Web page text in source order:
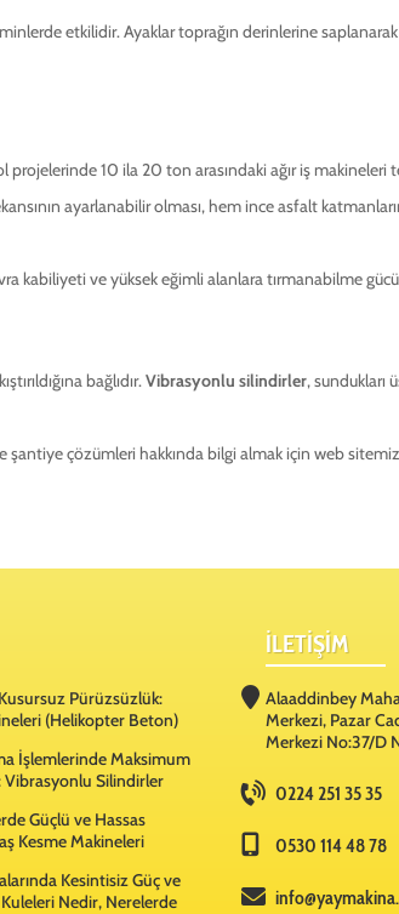
etkilidir. Ayaklar toprağın derinlerine
10 ila 20 ton arasındaki ağır iş makineleri
ayarlanabilir olması, hem ince asfalt
kabiliyeti ve yüksek eğimli alanlara tırmanabilme
bağlıdır.Vibrasyonlu silindirler, sundukları
çözümleri hakkında bilgi almak için web
Pürüzsüzlük:
(Helikopter Beton)
İşlemlerinde Maksimum
Vibrasyonlu Silindirler
Güçlü ve Hassas
Kesme Makineleri
Kesintisiz Güç ve
Kuleleri Nedir, Nerelerde
İLETİŞİM
Alaaddinbey
Merkezi, Pazar
Merkezi No:37/D
0224 251 35 35
0530 114 48 78